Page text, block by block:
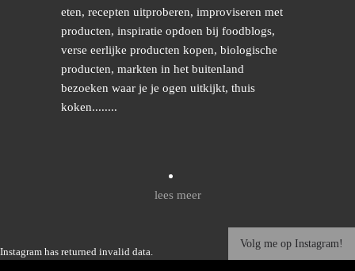
eten, recepten uitproberen, improviseren met
producten, inspiratie opdoen bij foodblogs,
verse eerlijke producten kopen, biologische
producten, markten in het buitenland
bezoeken waar je je ogen uitkijkt, thuis
koken........
lees meer
Instagram has returned invalid data.
Volg me op Instagram!